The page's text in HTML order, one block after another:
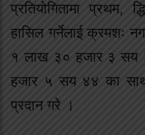
प्रतियोगितामा प्रथम,
हासिल गर्नेलाई क्रमशः
१ लाख ३० हजार ३
हजार ५ सय ४४ का
प्रदान गरे ।